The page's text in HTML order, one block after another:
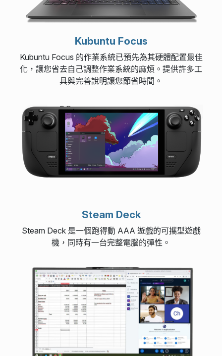
Kubuntu Focus
Kubuntu Focus 的作業系統已預先為其硬體配置最佳
化，讓您省去自己調整作業系統的麻煩。提供許多工
具與完善說明讓您節省時間。
Steam Deck
Steam Deck 是一個跑得動 AAA 遊戲的可攜型遊戲
機，同時有一台完整電腦的彈性。